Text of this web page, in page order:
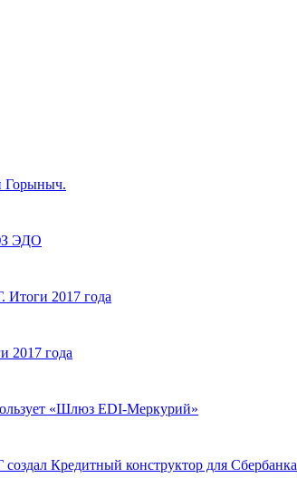
Горыныч.
ЭДО
2017 года
2017 года
«Шлюз EDI-Меркурий»
Кредитный конструктор для Сбербанка